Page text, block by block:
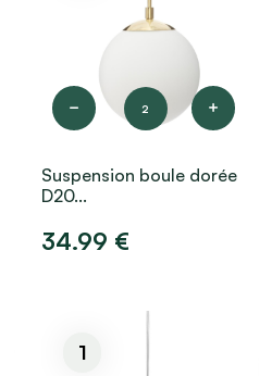
2
Suspension boule dorée
D20...
34.99 €
1